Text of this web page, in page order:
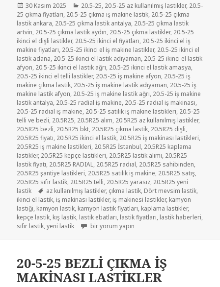
Yayın
tarihi
30 Kasım 2025 Kategoriler
20.5-25, 20.5-25 az kullanılmış lastikler, 20.5-
25 çıkma fiyatları, 20.5-25 çıkma iş makine lastik, 20.5-25 çıkma
lastik ankara, 20.5-25 çıkma lastik antalya, 20.5-25 çıkma lastik
artvin, 20.5-25 çıkma lastik aydın, 20.5-25 çıkma lastikler, 20.5-25
ikinci el dişli lastikler, 20.5-25 ikinci el fiyatları, 20.5-25 ikinci el iş
makine fiyatları, 20.5-25 ikinci el iş makine lastikler, 20.5-25 ikinci el
lastik adana, 20.5-25 ikinci el lastik adıyaman, 20.5-25 ikinci el lastik
afyon, 20.5-25 ikinci el lastik ağrı, 20.5-25 ikinci el lastik amasya,
20.5-25 ikinci el telli lastikler, 20.5-25 iş makine afyon, 20.5-25 iş
makine çıkma lastik, 20.5-25 iş makine lastik adıyaman, 20.5-25 iş
makine lastik afyon, 20.5-25 iş makine lastik ağrı, 20.5-25 iş makine
lastik antalya, 20.5-25 radial iş makine, 20.5-25 radıal iş makinası,
20.5-25 radıal iş makine, 20.5-25 satılık iş makine lastikleri, 20.5-25
telli ve bezli, 20.5R25, 20.5R25 alım, 20.5R25 az kullanılmış lastikler,
20.5R25 bezli, 20.5R25 bkt, 20.5R25 çıkma lastik, 20.5R25 dişli,
20.5R25 fiyatı, 20.5R25 ikinci el lastik, 20.5R25 iş makinası lastikleri,
20.5R25 iş makine lastikleri, 20.5R25 İstanbul, 20.5R25 kaplama
lastikler, 20.5R25 kepçe lastikleri, 20.5R25 lastik alımı, 20.5R25
lastik fiyatı, 20.5R25 RADIAL, 20.5R25 radıal, 20.5R25 sahibinden,
20.5R25 şantiye lastikleri, 20.5R25 satılık iş makine, 20.5R25 satış,
20.5R25 sıfır lastik, 20.5R25 telli, 20.5R25 yarasız, 20.5R25 yeni
lastik
Etiketler
az kullanılmış lastikler, çıkma lastik, Dört mevsim lastik,
ikinci el lastik, iş makinası lastikler, iş makinesi lastikler, kamyon
lastiği, kamyon lastik, kamyon lastik fiyatları, kaplama lastikler,
kepçe lastik, kış lastik, lastik ebatları, lastik fiyatları, lastik haberleri,
sıfır lastik,yeni lastik İŞ MAKİNESİ LASTİKLER 20.5-25 için
bir yorum yapın
20-5-25 BEZLİ ÇIKMA İŞ
MAKİNASI LASTİKLER